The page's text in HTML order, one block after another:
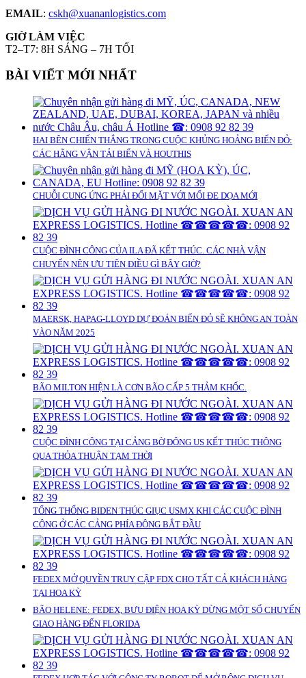
EMAIL: cskh@xuananlogistics.com
GIỜ LÀM VIỆC
T2–T7: 8H SÁNG – 7H TỐI
BÀI VIẾT MỚI NHẤT
HAI BÊN CHIẾN THẮNG TRONG CUỘC KHỦNG HOẢNG BIỂN ĐỎ:
CÁC HÃNG VẬN TẢI BIỂN VÀ HOUTHIS
CHUỖI CUNG ỨNG PHẢI ĐỐI MẶT VỚI MỐI ĐE DỌA MỚI
CUỘC ĐÌNH CÔNG CỦA ILA ĐÃ KẾT THÚC. CÁC NHÀ VẬN
CHUYỂN NÊN ƯU TIÊN ĐIỀU GÌ BÂY GIỜ?
MAERSK, HAPAG-LLOYD DỰ ĐOÁN BIỂN ĐỎ SẼ KHÔNG AN TOÀN
VÀO NĂM 2025
BÃO MILTON HIỆN LÀ CƠN BÃO CẤP 5 THẢM KHỐC.
CUỘC ĐÌNH CÔNG TẠI CẢNG BỜ ĐÔNG US KẾT THÚC THÔNG
QUA THỎA THUẬN TẠM THỜI
TỔNG THỐNG BIDEN THÚC GIỤC USMX KHI CÁC CUỘC ĐÌNH
CÔNG Ở CÁC CẢNG PHÍA ĐÔNG BẮT ĐẦU
FEDEX MỞ QUYỀN TRUY CẬP FDX CHO TẤT CẢ KHÁCH HÀNG
TẠI HOA KỲ
BÃO HELENE: FEDEX, BƯU ĐIỆN HOA KỲ DỪNG MỘT SỐ CHUYẾN
GIAO HÀNG ĐẾN FLORIDA